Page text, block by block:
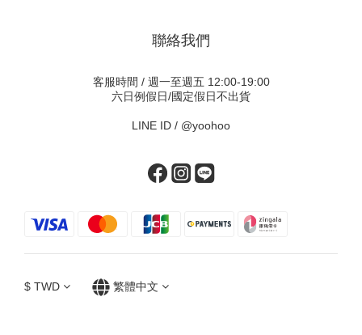
聯絡我們
客服時間 / 週一至週五 12:00-19:00
六日例假日/國定假日不出貨
LINE ID / @yoohoo
$ TWD 繁體中文